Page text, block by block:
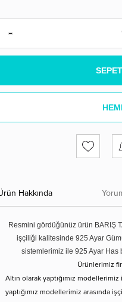
Hakkında
Resmini gördüğünüz ürün BARIŞ
işçiliği kalitesinde 925 Ayar
sistemlerimiz ile 925 Ayar Has
Ürünlerimiz
Altın olarak yaptığımız
yaptığımız modellerimiz arasında